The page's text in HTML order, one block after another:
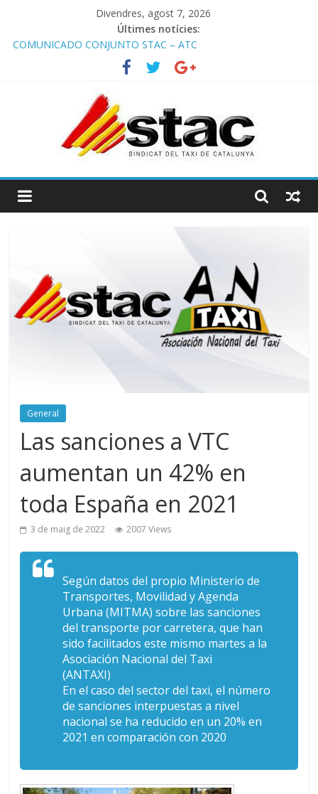
Divendres, agost 7, 2026
Últimes notícies:
COMUNICADO CONJUNTO STAC – ATC
Comunicado STAC/ ATC de la reunión con los Mossos d
‘Esquadra del aeropuerto de Barcelona.
Programa de Radio TAXI LIBRE 29.07.2026 en COOLTURA FM.
STAC/ATC SOLICITAN TAULA TÈCNICA PARA MEJORAR LA
OPERATIVA DE ENTRADA EN EL PUERTO DE BARCELONA.
Programa de Radio TAXI LIBRE 22.07.2026 en COOLTURA FM.
General
Las sanciones a VTC
aumentan un 42% en
toda España en 2021
3 de maig de 2022 2007 Views
Según datos del propio Ministerio de
Transportes, Movilidad y Agenda
Urbana (MITMA) sobre las sanciones
del transporte por carretera, que han
sido facilitados este mismo martes a la
Asociación Nacional del Taxi
(ANTAXI)
En el caso del sector del taxi, el número
de sanciones interpuestas a nivel
nacional se ha reducido en un 20% en
2021 en comparación con 2020